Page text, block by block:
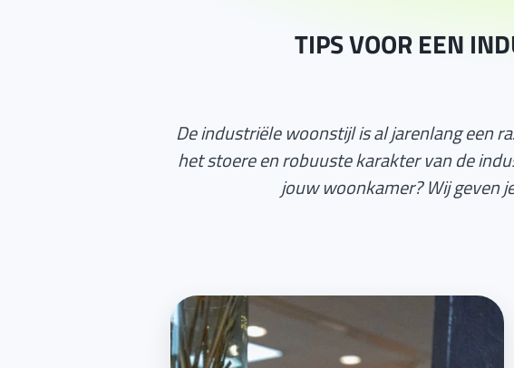
TIPS VOOR EEN
De industriële woonstijl is al jarenlang een
het stoere en robuuste karakter van de
jouw woonkamer? Wij geven